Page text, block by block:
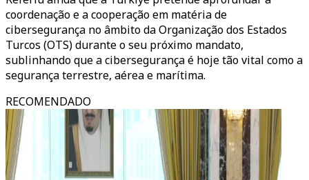
coordenação e a cooperação em matéria de
cibersegurança no âmbito da Organização dos Estados
Turcos (OTS) durante o seu próximo mandato,
sublinhando que a cibersegurança é hoje tão vital como a
segurança terrestre, aérea e marítima.
RECOMENDADO